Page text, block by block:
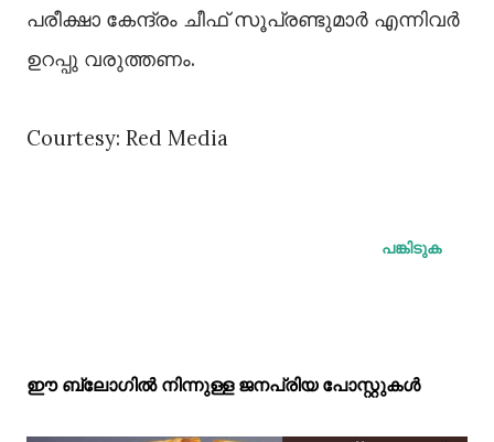
പരീക്ഷാ കേന്ദ്രം ചീഫ് സൂപ്രണ്ടുമാര്‍ എന്നിവര്‍
ഉറപ്പു വരുത്തണം.
Courtesy: Red Media
പങ്കിടുക
ഈ ബ്ലോഗിൽ നിന്നുള്ള ജനപ്രിയ പോസ്റ്റുകള്‍‌